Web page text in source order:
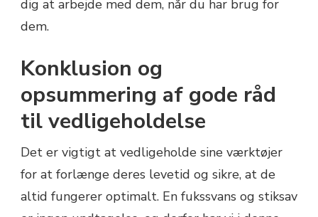
dig at arbejde med dem, når du har brug for
dem.
Konklusion og
opsummering af gode råd
til vedligeholdelse
Det er vigtigt at vedligeholde sine værktøjer
for at forlænge deres levetid og sikre, at de
altid fungerer optimalt. En fukssvans og stiksav